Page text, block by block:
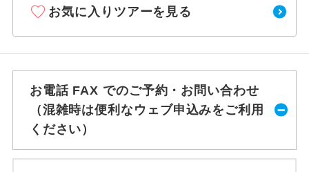
お気に入りツアーを見る
お電話 FAX でのご予約・お問い合わせ
（混雑時は便利なウェブ申込みをご利用
ください）